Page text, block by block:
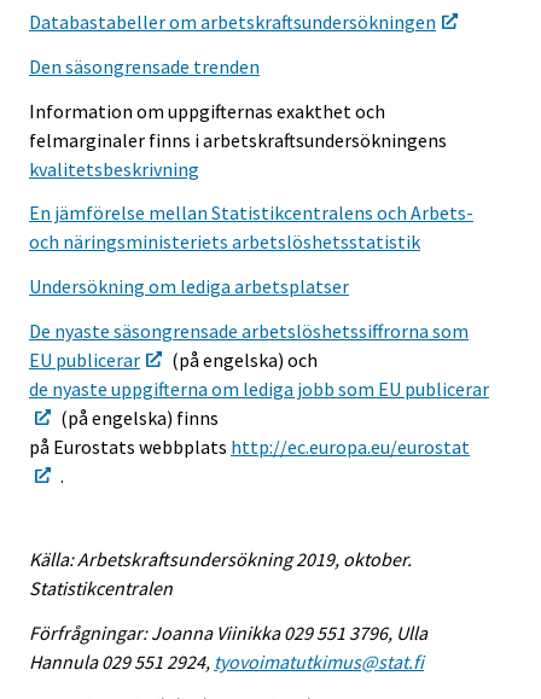
Databastabeller om arbetskraftsundersökningen
Den säsongrensade trenden
Information om uppgifternas exakthet och
felmarginaler finns i arbetskraftsundersökningens
kvalitetsbeskrivning
En jämförelse mellan Statistikcentralens och Arbets-
och näringsministeriets arbetslöshetsstatistik
Undersökning om lediga arbetsplatser
De nyaste säsongrensade arbetslöshetssiffrorna som
EU publicerar
(på engelska) och
de nyaste uppgifterna om lediga jobb som EU publicerar
(på engelska) finns
på Eurostats webbplats http://ec.europa.eu/eurostat
.
Källa: Arbetskraftsundersökning 2019, oktober.
Statistikcentralen
Förfrågningar: Joanna Viinikka 029 551 3796, Ulla
Hannula 029 551 2924, tyovoimatutkimus@stat.fi